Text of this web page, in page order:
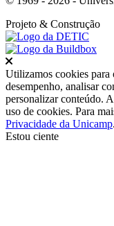
Projeto & Construção
Fechar
Utilizamos cookies para
desempenho, analisar
personalizar conteúdo.
uso de cookies. Para
Privacidade da Unicamp.
Estou ciente